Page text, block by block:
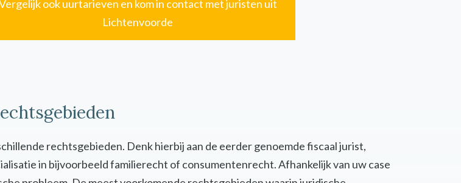
ook uurtarieven en kom in contact met juristen uit
Lichtenvoorde
rechtsgebieden. Denk hierbij aan de eerder genoemde fiscaal jurist,
in bijvoorbeeld familierecht of consumentenrecht. Afhankelijk van uw case